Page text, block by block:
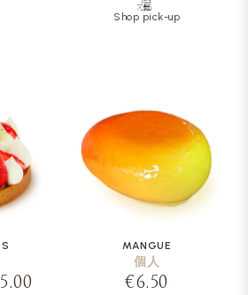
Shop pick-up
MANGUE
個人
€6.50